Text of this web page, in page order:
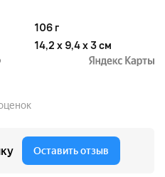
106 г
14,2 x 9,4 x 3 см